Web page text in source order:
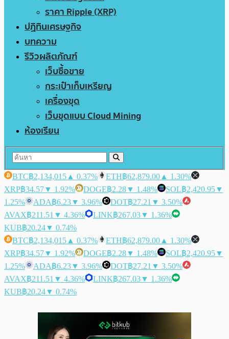
ราคา Ripple (XRP)
ปฏิทินเศรษฐกิจ
บทความ
รีวิวผลิตภัณฑ์
เว็บซื้อขาย
กระเป๋าเก็บเหรียญ
เครื่องขุด
เว็บขุดแบบ Cloud Mining
ห้องเรียน
BTC฿2,134,015 ▲ 0.37% ETH฿62,879.00 ▲ 1.30%
XRP฿34.57▼ 1.92% DOGE฿2.28▼ 1.48% SOL฿2,420.95▼
1.25%
ADA฿6.23▼ 3.96% DOT฿27.21 ▼ 3.50%
AVAX฿211.51 ▼ 4.36% LINK฿267.03▼ 1.36%
KUB฿20.24▼ 0.74%
BTC฿2,134,015 ▲ 0.37% ETH฿62,879.00 ▲ 1.30%
XRP฿34.57▼ 1.92% DOGE฿2.28▼ 1.48% SOL฿2,420.95▼
1.25%
ADA฿6.23▼ 3.96% DOT฿27.21 ▼ 3.50%
AVAX฿211.51 ▼ 4.36% LINK฿267.03▼ 1.36%
KUB฿20.24▼ 0.74%